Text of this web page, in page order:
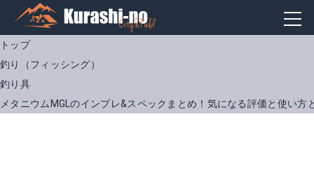
トップ
釣り（フィッシング）
釣り具
メタニウムMGLのインプレ&スペックまとめ！気になる評価と使い方
シマノ ロッド ポイズン グロリアス 166M